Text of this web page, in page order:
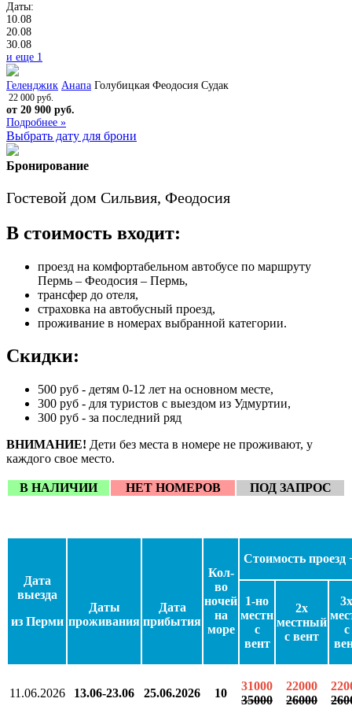
Даты:
10.08
20.08
30.08
и еще 1
Геленджик Анапа Голубицкая Феодосия Судак
22 000 руб.
от 20 900 руб.
Подробнее »
Выбрать дату для брони
Бронирование
Гостевой дом Сильвия, Феодосия
В стоимость входит:
проезд на комфортабельном автобусе по маршруту
Пермь – Феодосия – Пермь,
трансфер до отеля,
страховка на автобусный проезд,
проживание в номерах выбранной категории.
Скидки:
500 руб - детям 0-12 лет на основном месте,
300 руб - для туристов с выездом из Удмуртии,
300 руб - за последний ряд
ВНИМАНИЕ! Дети без места в номере не проживают, у
каждого свое место.
В НАЛИЧИИ НЕТ НОМЕРОВ ПОД ЗАПРОС
Дата
выезда
из Перми
Даты
проживания
Дата
прибытия
Кол-
во
ночей
на
море
Стоимость проезд
1-но
местн
с
вент
2х
местный
с вент
3х
с
11.06.2026 13.06-23.06 25.06.2026 10
31000
35000
22000
26000